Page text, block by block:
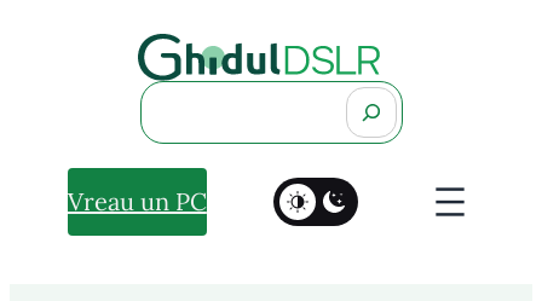
Search
Vreau un PC